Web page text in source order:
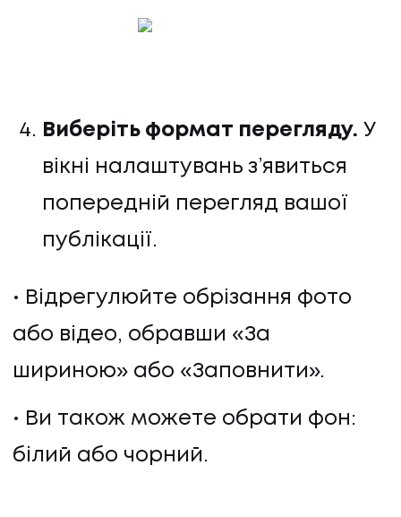
Виберіть формат перегляду. У
вікні налаштувань з’явиться
попередній перегляд вашої
публікації.
Відрегулюйте обрізання фото
або відео, обравши «За
шириною» або «Заповнити».
Ви також можете обрати фон:
білий або чорний.